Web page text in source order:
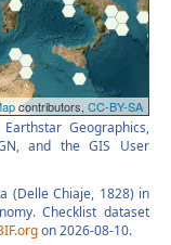
Geographics,
and the GIS User
(Delle Chiaje, 1828) in
Checklist dataset
on 2026-08-10.